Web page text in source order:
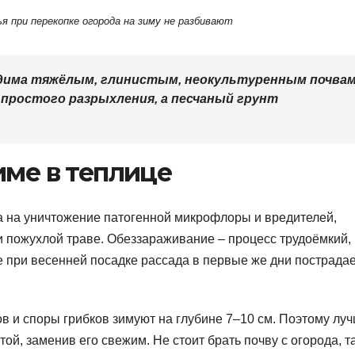
при перекопке огорода на зиму не разбивают
тяжёлым, глинистым, неокультуренным
разрыхления, а песчаный грунт
в теплице
уничтожение патогенной микрофлоры и вредителей,
траве. Обеззараживание – процесс трудоёмкий,
весенней посадке рассада в первые же дни
и споры грибков зимуют на глубине 7–10 см. Поэтому
заменив его свежим. Не стоит брать почву с огорода,